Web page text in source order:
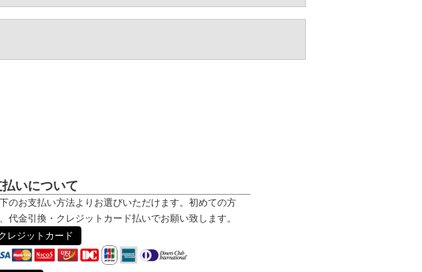
払いについて
のお支払い方法よりお選びいただけます。初めての方
代金引換・クレジットカード払いでお願い致します。
レジットカード